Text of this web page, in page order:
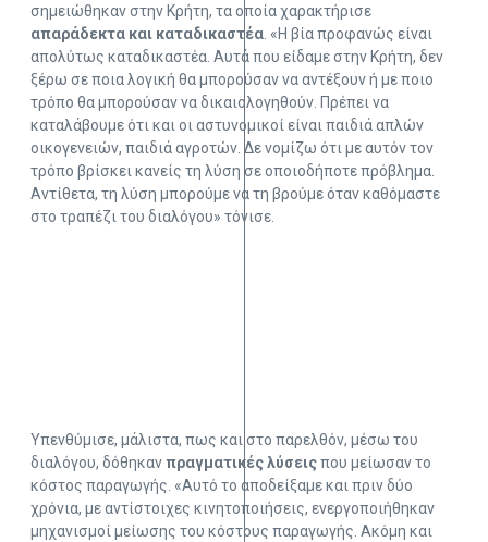
σημειώθηκαν στην Κρήτη, τα οποία χαρακτήρισε
απαράδεκτα και καταδικαστέα. «Η βία προφανώς είναι
απολύτως καταδικαστέα. Αυτά που είδαμε στην Κρήτη, δεν
ξέρω σε ποια λογική θα μπορούσαν να αντέξουν ή με ποιο
τρόπο θα μπορούσαν να δικαιολογηθούν. Πρέπει να
καταλάβουμε ότι και οι αστυνομικοί είναι παιδιά απλών
οικογενειών, παιδιά αγροτών. Δε νομίζω ότι με αυτόν τον
τρόπο βρίσκει κανείς τη λύση σε οποιοδήποτε πρόβλημα.
Αντίθετα, τη λύση μπορούμε να τη βρούμε όταν καθόμαστε
στο τραπέζι του διαλόγου» τόνισε.
Υπενθύμισε, μάλιστα, πως και στο παρελθόν, μέσω του
διαλόγου, δόθηκανπραγματικές λύσειςπου μείωσαν το
κόστος παραγωγής. «Αυτό το αποδείξαμε και πριν δύο
χρόνια, με αντίστοιχες κινητοποιήσεις, ενεργοποιήθηκαν
μηχανισμοί μείωσης του κόστους παραγωγής. Ακόμη και